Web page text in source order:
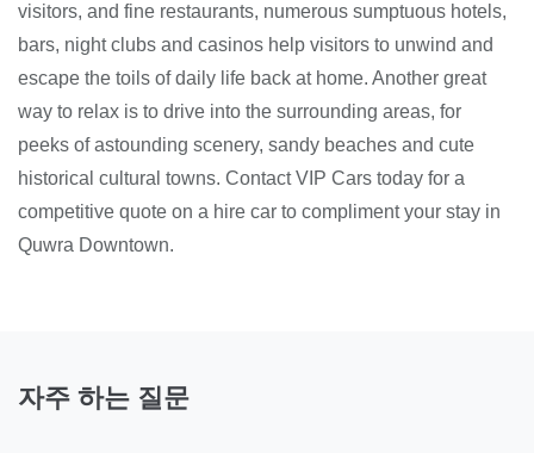
visitors, and fine restaurants, numerous sumptuous hotels,
bars, night clubs and casinos help visitors to unwind and
escape the toils of daily life back at home. Another great
way to relax is to drive into the surrounding areas, for
peeks of astounding scenery, sandy beaches and cute
historical cultural towns. Contact VIP Cars today for a
competitive quote on a hire car to compliment your stay in
Quwra Downtown.
자주 하는 질문